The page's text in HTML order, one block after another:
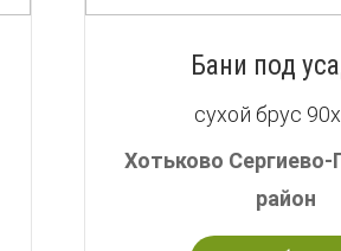
Бани под
сухой брус
Хотьково
район